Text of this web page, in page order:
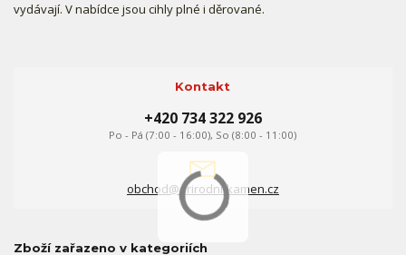
vydávají. V nabídce jsou cihly plné i děrované.
Kontakt
+420 734 322 926
Po - Pá (7:00 - 16:00), So (8:00 - 11:00)
obchod@prirodni-kamen.cz
Zboží zařazeno v kategoriích